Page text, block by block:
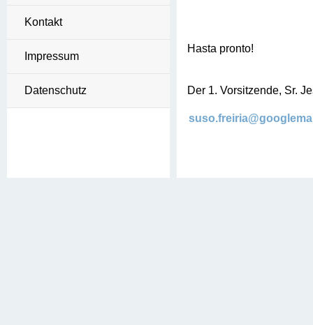
Kontakt
Impressum
Datenschutz
Hasta pronto!
Der 1. Vorsitzende, Sr.